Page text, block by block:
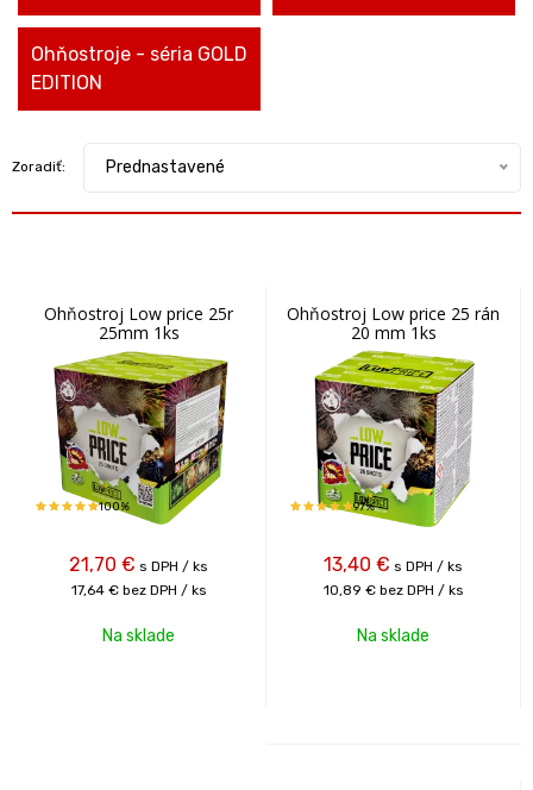
Ohňostroje - séria GOLD
EDITION
Zoradiť: Prednastavené
Ohňostroj Low price 25r
25mm 1ks
100%
21,70 € s DPH / ks
17,64 € bez DPH / ks
Na sklade
Ohňostroj Low price 25 rán
20 mm 1ks
97%
13,40 € s DPH / ks
10,89 € bez DPH / ks
Na sklade